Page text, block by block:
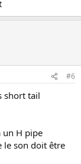
#6
short tail
un H pipe
le son doit être